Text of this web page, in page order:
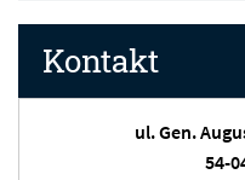
Kontakt
ul. Gen.
54-